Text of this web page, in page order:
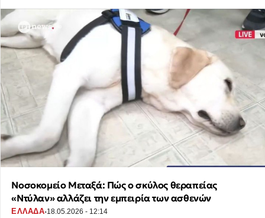
Νοσοκομείο Μεταξά: Πώς ο σκύλος θεραπείας
«Ντύλαν» αλλάζει την εμπειρία των ασθενών
ΕΛΛΑΔΑ·18.05.2026 - 12:14